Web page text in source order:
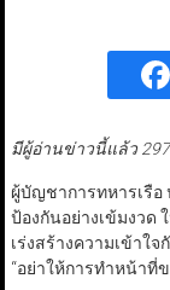
มีผู้อ่านข่าวนี้แล้ว
ผู้บัญชาการทหารเรือ
ป้องกันอย่างเข้มงวด
เร่งสร้างความเข้าใ
“อย่าให้การทำหน้าที่